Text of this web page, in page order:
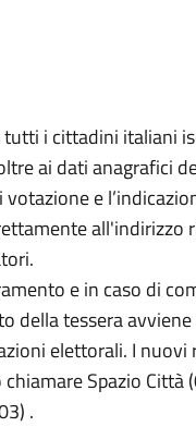
tutti i cittadini italiani
ai dati anagrafici
e
all'indirizzo
e in caso di
della tessera
elettorali. I
Spazio
.